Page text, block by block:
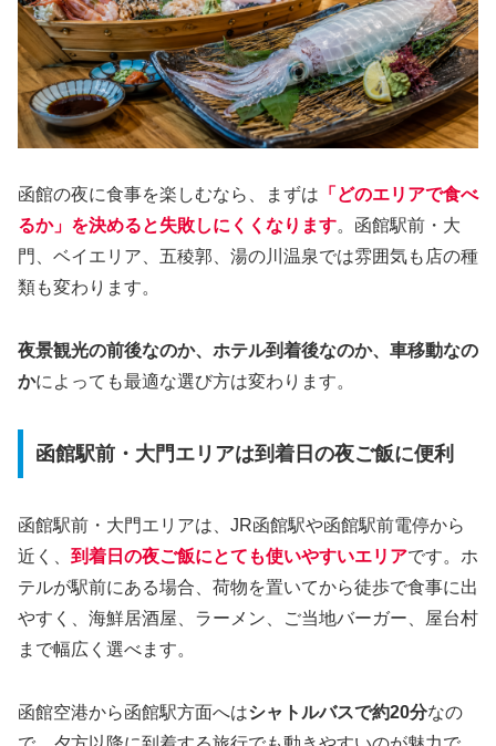
函館の夜に食事を楽しむなら、まずは 「どのエリアで食べ
るか」を決めると失敗しにくくなります。函館駅前・大
門、ベイエリア、五稜郭、湯の川温泉では雰囲気も店の種
類も変わります。
夜景観光の前後なのか、ホテル到着後なのか、車移動なの
かによっても最適な選び方は変わります。
函館駅前・大門エリアは到着日の夜ご飯に便利
函館駅前・大門エリアは、JR函館駅や函館駅前電停から
近く、 到着日の夜ご飯にとても使いやすいエリアです。ホ
テルが駅前にある場合、荷物を置いてから徒歩で食事に出
やすく、海鮮居酒屋、ラーメン、ご当地バーガー、屋台村
まで幅広く選べます。
函館空港から函館駅方面へはシャトルバスで約20分なの